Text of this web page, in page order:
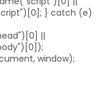
} catch (e)
||
window);